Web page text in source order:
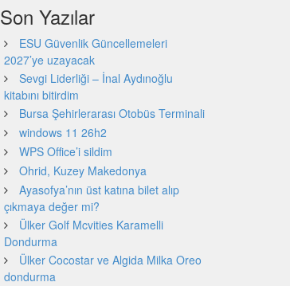
Son Yazılar
ESU Güvenlik Güncellemeleri
2027’ye uzayacak
Sevgi Liderliği – İnal Aydınoğlu
kitabını bitirdim
Bursa Şehirlerarası Otobüs Terminali
windows 11 26h2
WPS Office’i sildim
Ohrid, Kuzey Makedonya
Ayasofya’nın üst katına bilet alıp
çıkmaya değer mi?
Ülker Golf Mcvities Karamelli
Dondurma
Ülker Cocostar ve Algida Milka Oreo
dondurma